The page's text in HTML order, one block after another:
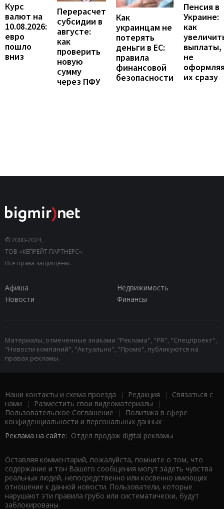
Курс
валют на
10.08.2026:
евро
пошло
вниз
Перерасчет
субсидии в
августе:
как
проверить
новую
сумму
через ПФУ
Как
украинцам не
потерять
деньги в ЕС:
правила
финансовой
безопасности
Пенсия в
Украине:
как
выплаты,
не
их сразу
© 2000-2024,
ТОВ «КЕПРЕЙТ ПАРТНЕРС».
Все права защищены.
Афиша
Недвижимость
Новости
Финансы
Материалы, отмеченные знаками "Реклама", "PR", "Спецпроект",
"Новости компаний", "Актуально", "Промо", публикуются на
правах рекламы.
Наши контакты и схема проезда | Редакция | Связаться с
нами | Разместить свои видеоматериалы |
Пользовательское Соглашение |
Политика в сфере
конфиденциальности и персональных данных
Реклама на сайте: Отдел продаж digital рекламы
Оставляя комментарий, пожалуйста, помните о том, что
содержание и тон Вашего сообщения могут задеть чувства
реальных людей, непосредственно или косвенно имеющих
отношение к данной новости. Пользователи, которые
нарушают эти правила грубо или систематически, будут
заблокированы.